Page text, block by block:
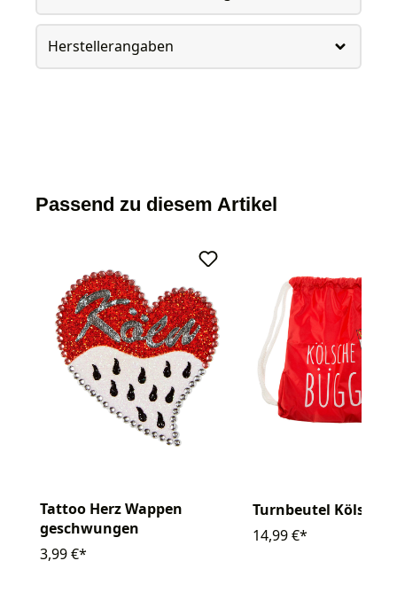
Herstellerangaben
Passend zu diesem Artikel
Tattoo Herz Wappen
geschwungen
3,99 €*
Turnbeutel Kölsche
14,99 €*